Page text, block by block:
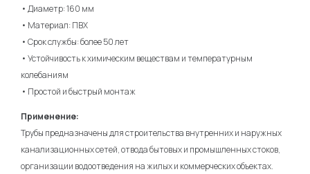
• Диаметр: 160 мм
• Материал: ПВХ
• Срок службы: более 50 лет
• Устойчивость к химическим веществам и температурным
колебаниям
• Простой и быстрый монтаж
Применение:
Трубы предназначены для строительства внутренних и наружных
канализационных сетей, отвода бытовых и промышленных стоков,
организации водоотведения на жилых и коммерческих объектах.